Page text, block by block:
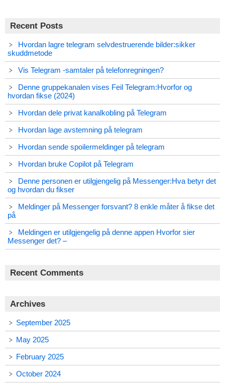
Recent Posts
Hvordan lagre telegram selvdestruerende bilder:sikker
skuddmetode
Vis Telegram -samtaler på telefonregningen?
Denne gruppekanalen vises Feil Telegram:Hvorfor og
hvordan fikse (2024)
Hvordan dele privat kanalkobling på Telegram
Hvordan lage avstemning på telegram
Hvordan sende spoilermeldinger på telegram
Hvordan bruke Copilot på Telegram
Denne personen er utilgjengelig på Messenger:Hva betyr det
og hvordan du fikser
Meldinger på Messenger forsvant? 8 enkle måter å fikse det
på
Meldingen er utilgjengelig på denne appen Hvorfor sier
Messenger det? –
Recent Comments
Archives
September 2025
May 2025
February 2025
October 2024